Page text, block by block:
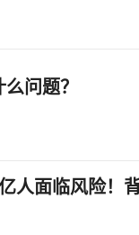
问题？
人面临风险！